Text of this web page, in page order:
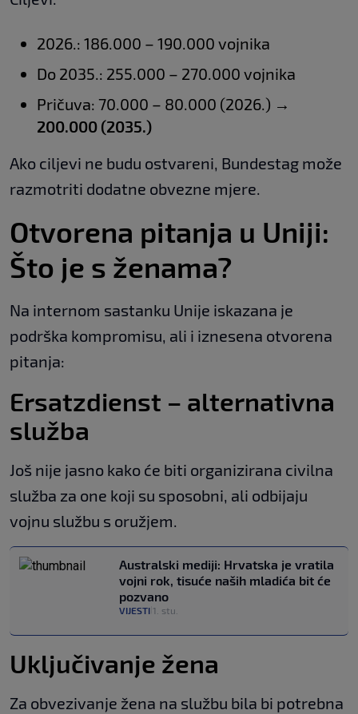
2026.: 186.000 – 190.000 vojnika
Do 2035.: 255.000 – 270.000 vojnika
Pričuva: 70.000 – 80.000 (2026.) →
200.000 (2035.)
Ako ciljevi ne budu ostvareni, Bundestag može
razmotriti dodatne obvezne mjere.
Otvorena pitanja u Uniji:
Što je s ženama?
Na internom sastanku Unije iskazana je
podrška kompromisu, ali i iznesena otvorena
pitanja:
Ersatzdienst – alternativna
služba
Još nije jasno kako će biti organizirana civilna
služba za one koji su sposobni, ali odbijaju
vojnu službu s oružjem.
Australski mediji: Hrvatska je vratila
vojni rok, tisuće naših mladića bit će
pozvano
VIJESTI 1. stu.
Uključivanje žena
Za obvezivanje žena na službu bila bi potrebna